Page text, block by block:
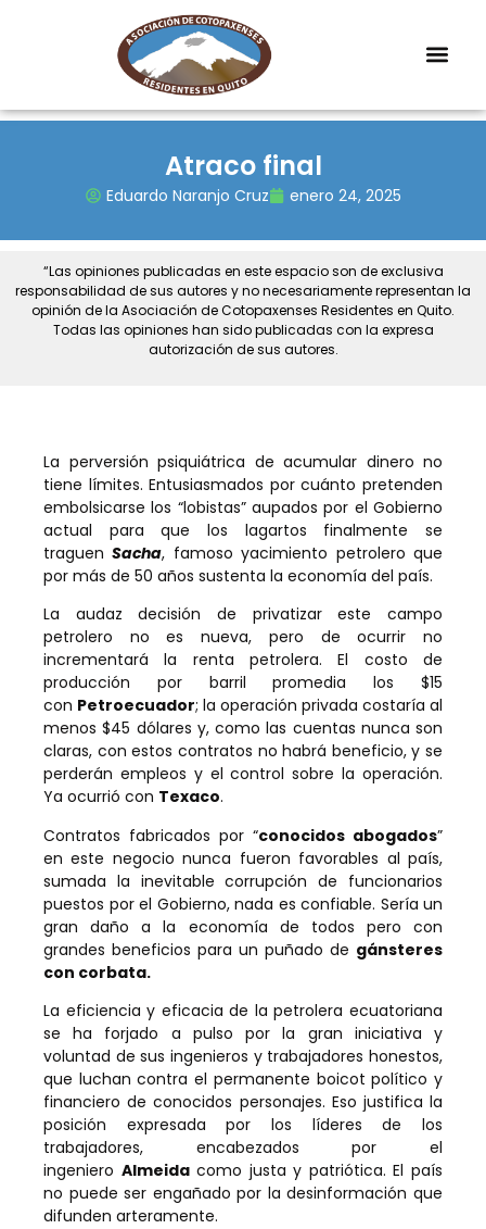
Atraco final
Eduardo Naranjo Cruz enero 24, 2025
“Las opiniones publicadas en este espacio son de exclusiva
responsabilidad de sus autores y no necesariamente representan la
opinión de la Asociación de Cotopaxenses Residentes en Quito.
Todas las opiniones han sido publicadas con la expresa
autorización de sus autores.
La perversión psiquiátrica de acumular dinero no
tiene límites. Entusiasmados por cuánto pretenden
embolsicarse los “lobistas” aupados por el Gobierno
actual para que los lagartos finalmente se
traguenSacha, famoso yacimiento petrolero que
por más de 50 años sustenta la economía del país.
La audaz decisión de privatizar este campo
petrolero no es nueva, pero de ocurrir no
incrementará la renta petrolera. El costo de
producción por barril promedia los $15
con Petroecuador; la operación privada costaría al
menos $45 dólares y, como las cuentas nunca son
claras, con estos contratos no habrá beneficio, y se
perderán empleos y el control sobre la operación.
Ya ocurrió con Texaco.
Contratos fabricados por “conocidos abogados”
en este negocio nunca fueron favorables al país,
sumada la inevitable corrupción de funcionarios
puestos por el Gobierno, nada es confiable. Sería un
gran daño a la economía de todos pero con
grandes beneficios para un puñado de gánsteres
con corbata.
La eficiencia y eficacia de la petrolera ecuatoriana
se ha forjado a pulso por la gran iniciativa y
voluntad de sus ingenieros y trabajadores honestos,
que luchan contra el permanente boicot político y
financiero de conocidos personajes. Eso justifica la
posición expresada por los líderes de los
trabajadores, encabezados por el
ingeniero Almeidacomo justa y patriótica. El país
no puede ser engañado por la desinformación que
difunden arteramente.